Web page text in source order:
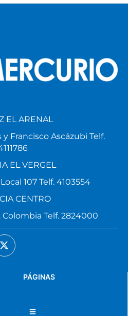
PÁGINAS
EL ARENAL
y Francisco Ascázubi Telf.
EL VERGEL
107 Telf. 4103554
CENTRO
Colombia Telf. 2824000